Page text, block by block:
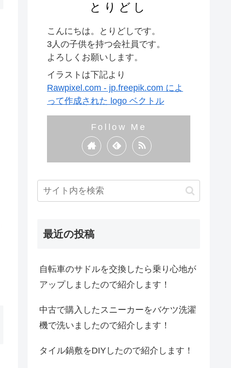
とりどし
こんにちは。とりどしです。
3人の子供を持つ会社員です。
よろしくお願いします。
イラストは下記より
Rawpixel.com - jp.freepik.com によ
って作成された logo ベクトル
最近の投稿
自転車のサドルを交換したら乗り心地が
アップしましたので紹介します！
中古で購入したスニーカーをバケツ洗濯
機で洗いましたので紹介します！
タイル鍋敷をDIYしたので紹介します！